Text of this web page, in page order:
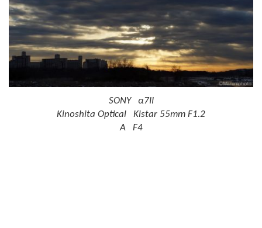
SONY α7II
Kinoshita Optical Kistar 55mm F1.2
A F4